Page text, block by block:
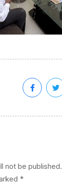
not be published.
*